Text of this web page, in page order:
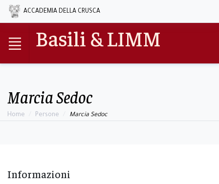
ACCADEMIA DELLA CRUSCA
Basili & LIMM
Marcia Sedoc
Home Persone Marcia Sedoc
Informazioni